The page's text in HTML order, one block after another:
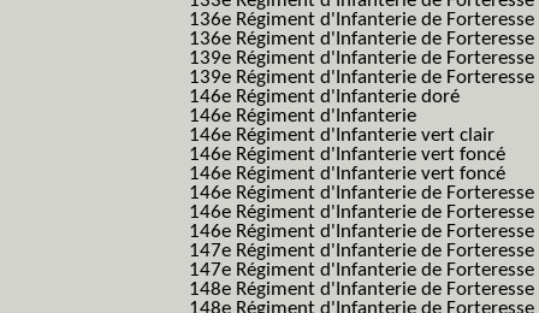
136e Régiment d'Infanterie de Forteresse
136e Régiment d'Infanterie de
139e Régiment d'Infanterie de
139e Régiment d'Infanterie de
146e Régiment d'Infanterie doré
146e Régiment d'Infanterie
146e Régiment d'Infanterie vert clair
146e Régiment d'Infanterie vert foncé
146e Régiment d'Infanterie vert foncé
146e Régiment d'Infanterie de
146e Régiment d'Infanterie de
146e Régiment d'Infanterie de
147e Régiment d'Infanterie de Forteresse
147e Régiment d'Infanterie de Forteresse
148e Régiment d'Infanterie de Forteresse
148e Régiment d'Infanterie de Forteresse